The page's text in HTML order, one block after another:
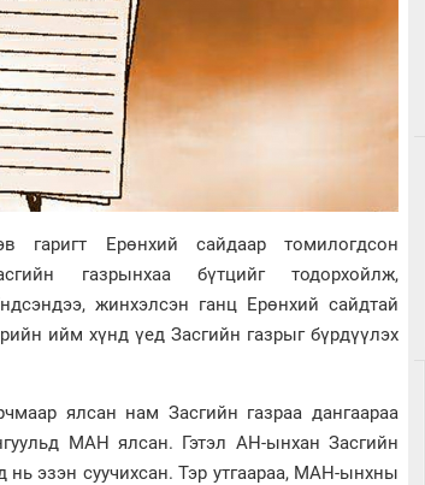
гаригт Ерөнхий сайдаар томилогдсон
газрынхаа бүтцийг тодорхойлж,
жинхэлсэн ганц Ерөнхий сайдтай
ийм хүнд үед Засгийн газрыг бүрдүүлэх
ялсан нам Засгийн газраа дангаараа
МАН ялсан. Гэтэл АН-ынхан Засгийн
нь эзэн суучихсан. Тэр утгаараа, МАН-ынхны